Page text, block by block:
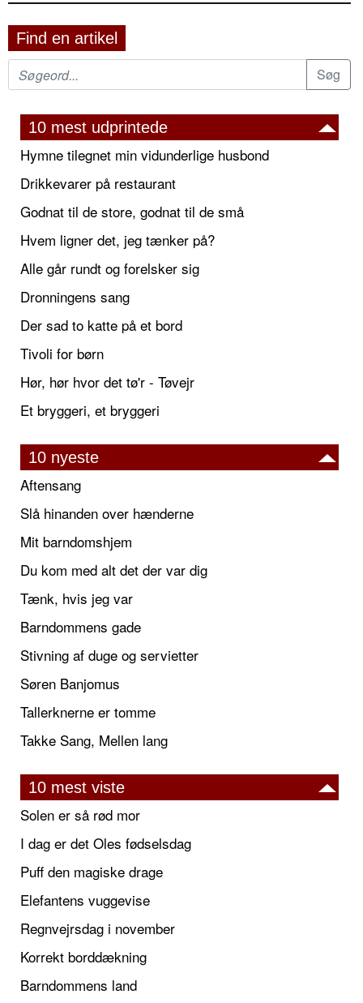
Find en artikel
10 mest udprintede
Hymne tilegnet min vidunderlige husbond
Drikkevarer på restaurant
Godnat til de store, godnat til de små
Hvem ligner det, jeg tænker på?
Alle går rundt og forelsker sig
Dronningens sang
Der sad to katte på et bord
Tivoli for børn
Hør, hør hvor det tø'r - Tøvejr
Et bryggeri, et bryggeri
10 nyeste
Aftensang
Slå hinanden over hænderne
Mit barndomshjem
Du kom med alt det der var dig
Tænk, hvis jeg var
Barndommens gade
Stivning af duge og servietter
Søren Banjomus
Tallerknerne er tomme
Takke Sang, Mellen lang
10 mest viste
Solen er så rød mor
I dag er det Oles fødselsdag
Puff den magiske drage
Elefantens vuggevise
Regnvejrsdag i november
Korrekt borddækning
Barndommens land